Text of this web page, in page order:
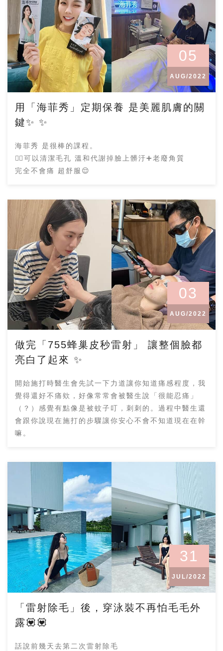
05
AUG/2022
用「海菲秀」定期保養 是美麗肌膚的關
鍵✨ ✨
海菲秀 是很棒的課程。
👍🏿可以清潔毛孔 溫和代謝掉臉上髒汙➕老廢角質
完全不會痛 超舒服😌
03
AUG/2022
做完「755蜂巢皮秒雷射」 讓整個臉都
亮白了起來 ✨
開始施打時醫生會先試一下力道讓你知道痛感程度，我
覺得還好不痛欸，好像常常會被醫生說「很能忍痛」
（？）感覺有點像是被蚊子叮，刺刺的。過程中醫生還
會跟你說現在施打的步驟讓你安心不會不知道現在在幹
嘛。
31
JUL/2022
「雷射除毛」後，穿泳裝不再怕毛毛外
露💟💟
話說前幾天去第二次雷射除毛